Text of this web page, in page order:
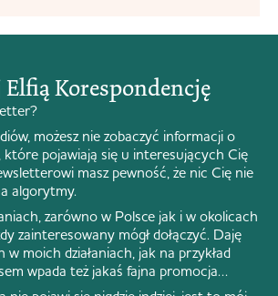
Korespondencję
możesz nie zobaczyć informacji o
pojawiają się u interesujących Cię
masz pewność, że nic Cię nie
algorytmy.
zarówno w Polsce jak i w okolicach
zainteresowany mógł dołączyć. Daję
moich działaniach, jak na przykład
wpada też jakaś fajna promocja…